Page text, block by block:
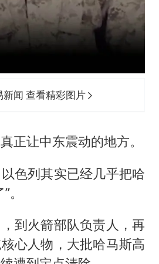
新闻 查看精彩图片
正让中东震动的地方。
色列其实已经几乎把哈
到火箭部队负责人，再
心人物，大批哈马斯高